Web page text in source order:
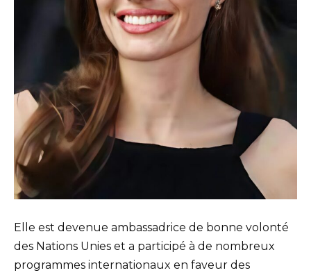
Elle est devenue ambassadrice de bonne volonté
des Nations Unies et a participé à de nombreux
programmes internationaux en faveur des